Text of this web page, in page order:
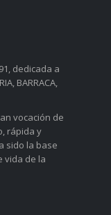
dedicada a
BARRACA,
vocación de
rápida y
sido la base
vida de la